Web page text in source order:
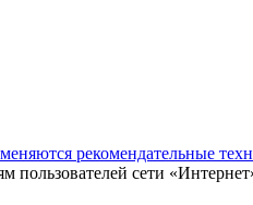
рекомендательные
пользователей сети